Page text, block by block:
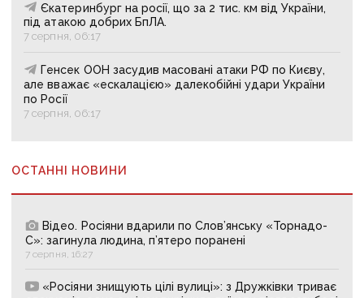
Єкатеринбург на росії, що за 2 тис. км від України,
під атакою добрих БпЛА.
7 серпня, 06:17
Генсек ООН засудив масовані атаки РФ по Києву,
але вважає «ескалацією» далекобійні удари України
по Росії
7 серпня, 06:17
ОСТАННІ НОВИНИ
Відео. Росіяни вдарили по Слов’янську «Торнадо-
С»: загинула людина, п’ятеро поранені
7 серпня, 16:27
«Росіяни знищують цілі вулиці»: з Дружківки триває